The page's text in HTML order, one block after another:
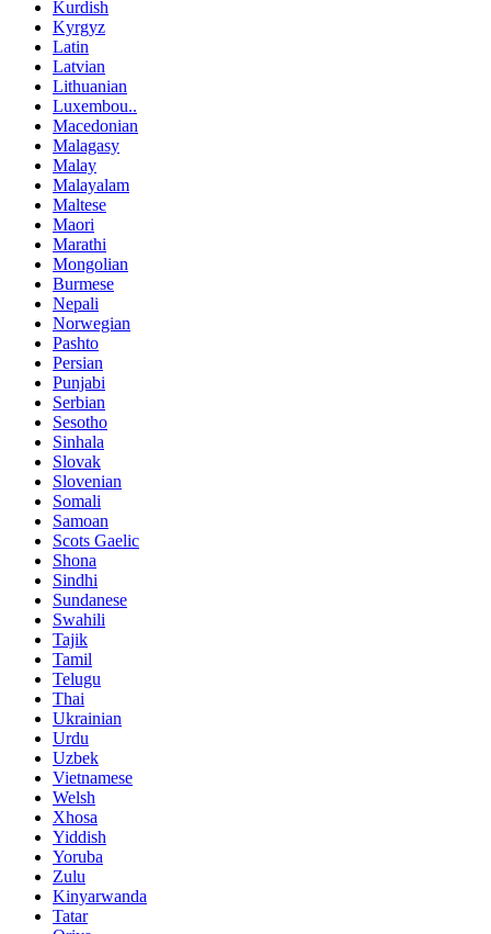
Kurdish
Kyrgyz
Latin
Latvian
Lithuanian
Luxembou..
Macedonian
Malagasy
Malay
Malayalam
Maltese
Maori
Marathi
Mongolian
Burmese
Nepali
Norwegian
Pashto
Persian
Punjabi
Serbian
Sesotho
Sinhala
Slovak
Slovenian
Somali
Samoan
Scots Gaelic
Shona
Sindhi
Sundanese
Swahili
Tajik
Tamil
Telugu
Thai
Ukrainian
Urdu
Uzbek
Vietnamese
Welsh
Xhosa
Yiddish
Yoruba
Zulu
Kinyarwanda
Tatar